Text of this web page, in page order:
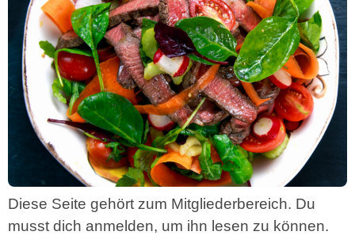
Diese Seite gehört zum Mitgliederbereich. Du
musst dich anmelden, um ihn lesen zu können.